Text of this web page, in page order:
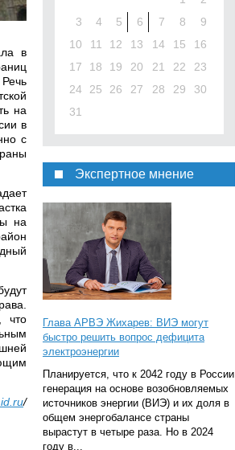
в
на
в
с
на
что
/
3
4 5 6 7 8
9
10
11 12 13 14 15
16
17
18 19 20 21 22
23
24
25 26 27 28 29
30
31
Экспертное мнение
Глава АРВЭ Жихарев: ВИЭ могут
быстро решить вопрос дефицита
электроэнергии
Планируется, что к 2042 году в России
генерация на основе возобновляемых
источников энергии (ВИЭ) и их доля в
общем энергобалансе страны
вырастут в четыре раза. Но в 2024
году в...